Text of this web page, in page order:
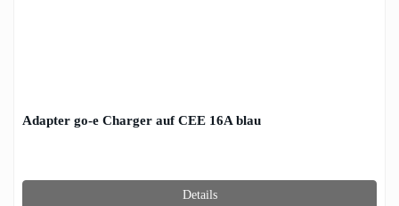
Adapter go-e Charger auf CEE 16A blau
Details